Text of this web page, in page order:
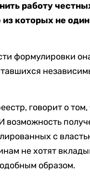
работу
которых не
формулировки
говорит о том,
возможность
с
не хотят
образом.